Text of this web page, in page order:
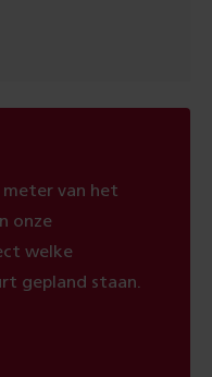
meter van het
onze
welke
gepland staan.